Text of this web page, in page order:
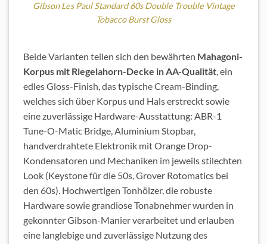
Gibson Les Paul Standard 60s Double Trouble Vintage
Tobacco Burst Gloss
Beide Varianten teilen sich den bewährten Mahagoni-
Korpus mit Riegelahorn-Decke in AA-Qualität, ein
edles Gloss-Finish, das typische Cream-Binding,
welches sich über Korpus und Hals erstreckt sowie
eine zuverlässige Hardware-Ausstattung: ABR-1
Tune-O-Matic Bridge, Aluminium Stopbar,
handverdrahtete Elektronik mit Orange Drop-
Kondensatoren und Mechaniken im jeweils stilechten
Look (Keystone für die 50s, Grover Rotomatics bei
den 60s). Hochwertigen Tonhölzer, die robuste
Hardware sowie grandiose Tonabnehmer wurden in
gekonnter Gibson-Manier verarbeitet und erlauben
eine langlebige und zuverlässige Nutzung des